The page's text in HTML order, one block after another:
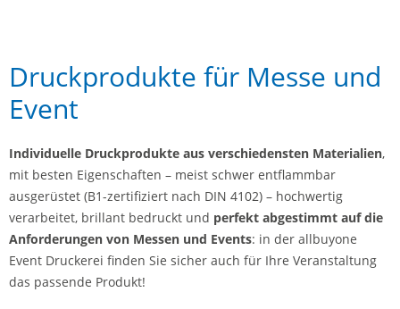
Druckprodukte für Messe und
Event
Individuelle Druckprodukte aus verschiedensten Materialien,
mit besten Eigenschaften – meist schwer entflammbar
ausgerüstet (B1-zertifiziert nach DIN 4102) – hochwertig
verarbeitet, brillant bedruckt und perfekt abgestimmt auf die
Anforderungen von Messen und Events: in der allbuyone
Event Druckerei finden Sie sicher auch für Ihre Veranstaltung
das passende Produkt!